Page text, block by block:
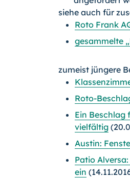
siehe auch für
Roto Frank
gesammelte
zumeist jüngere
Roto-
Ein Beschlag
vielfältig
Austin:
Patio
ein